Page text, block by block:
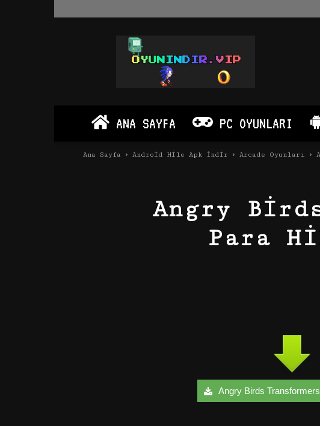
Oyun
İndir
PC
Android
ANA SAYFA PC OYUNLARI
Ana Sayfa Android Hile Apk İndir Arcade Oyunları
Angry
Para
Angry Birds